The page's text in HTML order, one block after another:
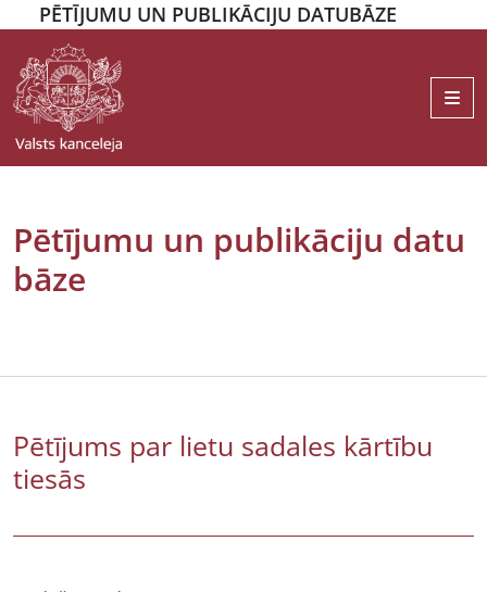
PĒTĪJUMU UN PUBLIKĀCIJU DATUBĀZE
Pētījumu un publikāciju datu
bāze
Pētījums par lietu sadales kārtību
tiesās